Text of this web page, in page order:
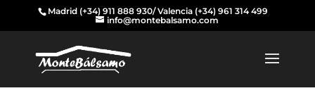
Madrid (+34) 911 888 930/ Valencia (+34) 961 314 499
info@montebalsamo.com